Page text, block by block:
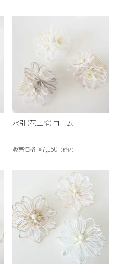
水引（花二輪）コーム
販売価格 ¥7,150 税込